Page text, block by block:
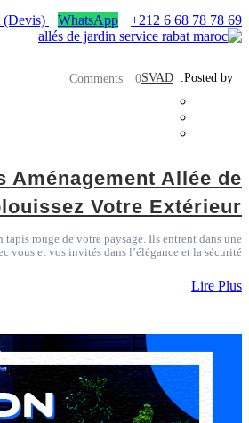
(Devis)
WhatsApp +212 6 68 78 78 69
Posted by:
SVAD
0 Comments
Aménagement Allée de
Votre Extérieur
tapis rouge de votre paysage. Ils entrent dans une
vous et vos invités dans l’élégance et la sécurité.
Lire Plus